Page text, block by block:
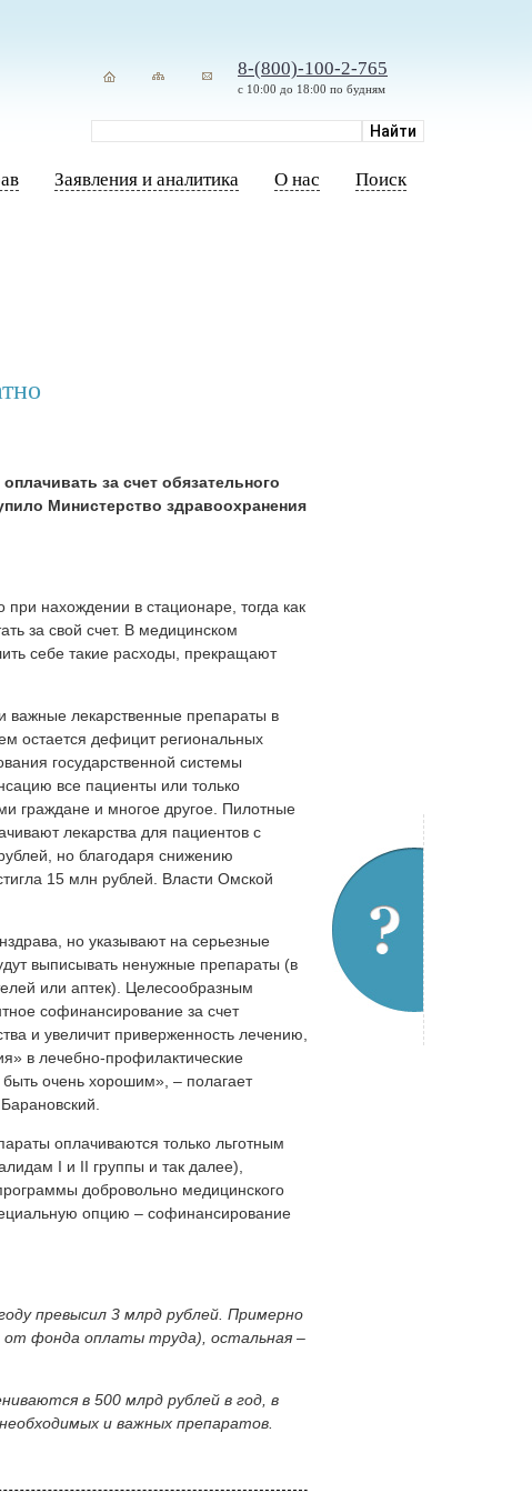
8-(800)-100-2-765
с 10:00 до 18:00 по будням
Заявления и аналитика О нас Поиск
за счет обязательного
Министерство здравоохранения
нахождении в стационаре, тогда как
за свой счет. В медицинском
себе такие расходы, прекращают
лекарственные препараты в
остается дефицит региональных
государственной системы
все пациенты или только
граждане и многое другое. Пилотные
лекарства для пациентов с
но благодаря снижению
15 млн рублей. Власти Омской
но указывают на серьезные
выписывать ненужные препараты (в
или аптек). Целесообразным
софинансирование за счет
и увеличит приверженность лечению,
в лечебно-профилактические
очень хорошим», – полагает
оплачиваются только льготным
I и II группы и так далее),
добровольно медицинского
опцию – софинансирование
превысил 3 млрд рублей. Примерно
от фонда оплаты труда), остальная –
в 500 млрд рублей в год, в
и важных препаратов.